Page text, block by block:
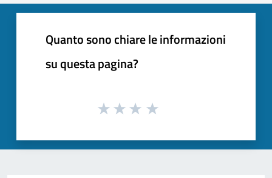
Quanto sono chiare le informazioni
su questa pagina?